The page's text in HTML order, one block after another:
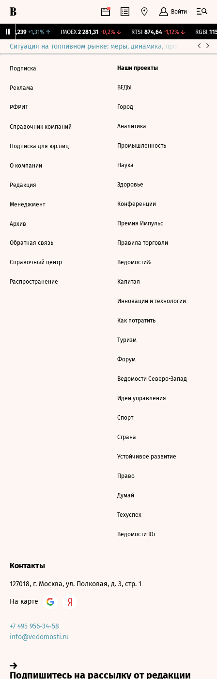
Войти
12,239 +1,31%↑ IMOEX 2 281,31 -0,2%↓ RTSI 874,64 -1,12%↓ RGBI
Ситуация на топливном рынке: меры, динамика, прогнозы
Подписка
Реклама
РФРИТ
Справочник компаний
Подписка для юр.лиц
О компании
Редакция
Менеджмент
Архив
Обратная связь
Справочный центр
Распространение
Наши проекты
ВЕДЫ
Город
Аналитика
Промышленность
Наука
Здоровье
Конференции
Премия Импульс
Правила торговли
Ведомости&
Капитал
Инновации и технологии
Как потратить
Туризм
Форум
Ведомости Северо-Запад
Идеи управления
Спорт
Страна
Устойчивое развитие
Право
Думай
Техуспех
Ведомости Юг
Контакты
127018, г. Москва, ул. Полковая, д. 3, стр. 1
На карте
+7 495 956-34-58
info@vedomosti.ru